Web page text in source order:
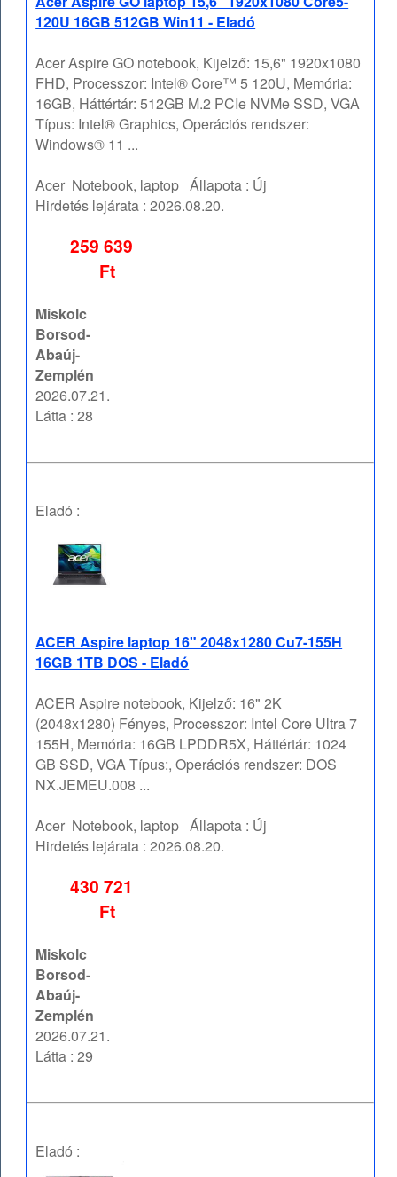
120U 16GB 512GB Win11 - Eladó
Acer Aspire GO notebook, Kijelző: 15,6" 1920x1080
FHD, Processzor: Intel® Core™ 5 120U, Memória:
16GB, Háttértár: 512GB M.2 PCIe NVMe SSD, VGA
Típus: Intel® Graphics, Operációs rendszer:
Windows® 11 ...
Acer Notebook, laptop Állapota : Új
Hirdetés lejárata :2026.08.20.
259 639
Ft
Miskolc
Borsod-
Abaúj-
Zemplén
2026.07.21.
Látta : 28
Eladó :
ACER Aspire laptop 16" 2048x1280 Cu7-155H
16GB 1TB DOS - Eladó
ACER Aspire notebook, Kijelző: 16" 2K
(2048x1280) Fényes, Processzor: Intel Core Ultra 7
155H, Memória: 16GB LPDDR5X, Háttértár: 1024
GB SSD, VGA Típus:, Operációs rendszer: DOS
NX.JEMEU.008 ...
Acer Notebook, laptop Állapota : Új
Hirdetés lejárata :2026.08.20.
430 721
Ft
Miskolc
Borsod-
Abaúj-
Zemplén
2026.07.21.
Látta : 29
Eladó :